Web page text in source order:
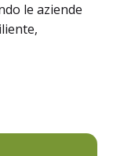
le aziende